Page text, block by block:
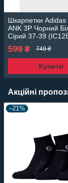
Шкарпетки Adidas
ANK 3P Чорний
Сірий 37-39
599 ₴ 749 ₴
Купити
Акційні
–21%